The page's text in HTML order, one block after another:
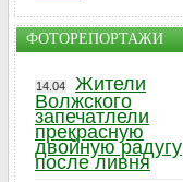
ФОТОРЕПОРТАЖИ
14.04
Жители
Волжского
запечатлели
прекрасную
двойную радугу
после ливня